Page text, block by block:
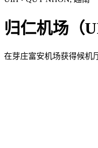
归仁机场（
在芽庄富安机场获得候机